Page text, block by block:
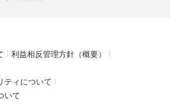
利益相反管理方針（概要）
ティについて
いて